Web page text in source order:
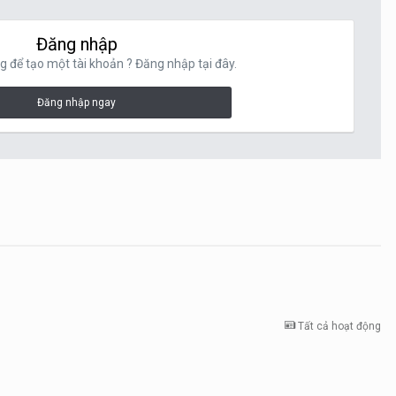
Đăng nhập
để tạo một tài khoản ? Đăng nhập tại đây.
Đăng nhập ngay
Tất cả hoạt động